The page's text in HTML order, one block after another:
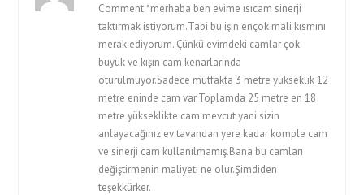
Comment *merhaba ben evime ısıcam sinerji
taktırmak istiyorum.Tabi bu işin ençok mali kısmını
merak ediyorum. Çünkü evimdeki camlar çok
büyük ve kışın cam kenarlarında
oturulmuyor.Sadece mutfakta 3 metre yükseklik 12
metre eninde cam var.Toplamda 25 metre en 18
metre yükseklikte cam mevcut yani sizin
anlayacağınız ev tavandan yere kadar komple cam
ve sinerji cam kullanılmamış.Bana bu camları
değiştirmenin maliyeti ne olur.Şimdiden
teşekkürker.